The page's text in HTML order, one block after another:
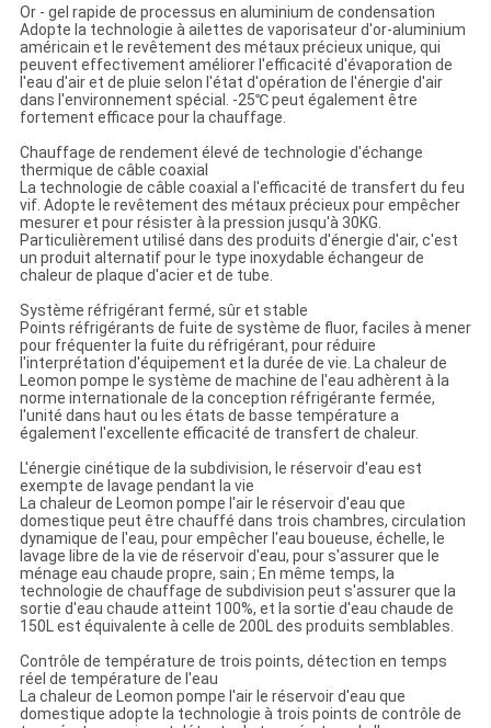
Or - gel rapide de processus en aluminium de condensation
Adopte la technologie à ailettes de vaporisateur d'or-aluminium
américain et le revêtement des métaux précieux unique, qui
peuvent effectivement améliorer l'efficacité d'évaporation de
l'eau d'air et de pluie selon l'état d'opération de l'énergie d'air
dans l'environnement spécial. -25℃ peut également être
fortement efficace pour la chauffage.
Chauffage de rendement élevé de technologie d'échange
thermique de câble coaxial
La technologie de câble coaxial a l'efficacité de transfert du feu
vif. Adopte le revêtement des métaux précieux pour empêcher
mesurer et pour résister à la pression jusqu'à 30KG.
Particulièrement utilisé dans des produits d'énergie d'air, c'est
un produit alternatif pour le type inoxydable échangeur de
chaleur de plaque d'acier et de tube.
Système réfrigérant fermé, sûr et stable
Points réfrigérants de fuite de système de fluor, faciles à mener
pour fréquenter la fuite du réfrigérant, pour réduire
l'interprétation d'équipement et la durée de vie. La chaleur de
Leomon pompe le système de machine de l'eau adhèrent à la
norme internationale de la conception réfrigérante fermée,
l'unité dans haut ou les états de basse température a
également l'excellente efficacité de transfert de chaleur.
L'énergie cinétique de la subdivision, le réservoir d'eau est
exempte de lavage pendant la vie
La chaleur de Leomon pompe l'air le réservoir d'eau que
domestique peut être chauffé dans trois chambres, circulation
dynamique de l'eau, pour empêcher l'eau boueuse, échelle, le
lavage libre de la vie de réservoir d'eau, pour s'assurer que le
ménage eau chaude propre, sain ; En même temps, la
technologie de chauffage de subdivision peut s'assurer que la
sortie d'eau chaude atteint 100%, et la sortie d'eau chaude de
150L est équivalente à celle de 200L des produits semblables.
Contrôle de température de trois points, détection en temps
réel de température de l'eau
La chaleur de Leomon pompe l'air le réservoir d'eau que
domestique adopte la technologie à trois points de contrôle de